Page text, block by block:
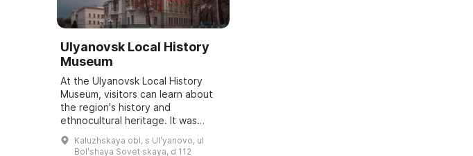
Ulyanovsk Local History
Museum
At the Ulyanovsk Local History
Museum, visitors can learn about
the region's history and
ethnocultural heritage. It was
opened in 1998, and its exhibition
consists of two parts: a detailed
Kaluzhskaya obl, s Ulʹyanovo, ul
Bolʹshaya Sovet·skaya, d 112